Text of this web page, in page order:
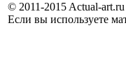
© 2011-2015 Actual-
Если вы используете